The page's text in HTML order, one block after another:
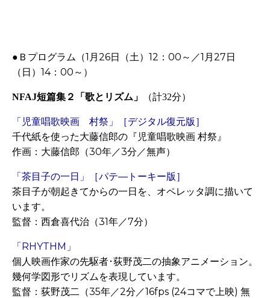
●Ｂプログラム（1 月26日（土） 12 ： 00 ～ ／1 月27日
（日） 14： 00 ～ ）
NFAJ短篇集２「歌とリズム」 （計32分）
「児童唱歌映画 村祭」［デジタル復元版］
千代紙を使った大藤信郎の『児童唱歌映画 村祭』
作画：大藤信郎（30年／3分／無声）
「茶目子の一日」［パテ―トーキー版］
茶目子が朝起きてからの一日を、オペレッタ調に描いて
います。
監督：西倉喜代治（31年／7分）
「RHYTHM」
個人映画作家の先駆者･荻野茂二の抽象アニメーション。
幾何学図形でリズムを表現しています。
監督：荻野茂二（35年／2分／16fps (24コマで上映) 無